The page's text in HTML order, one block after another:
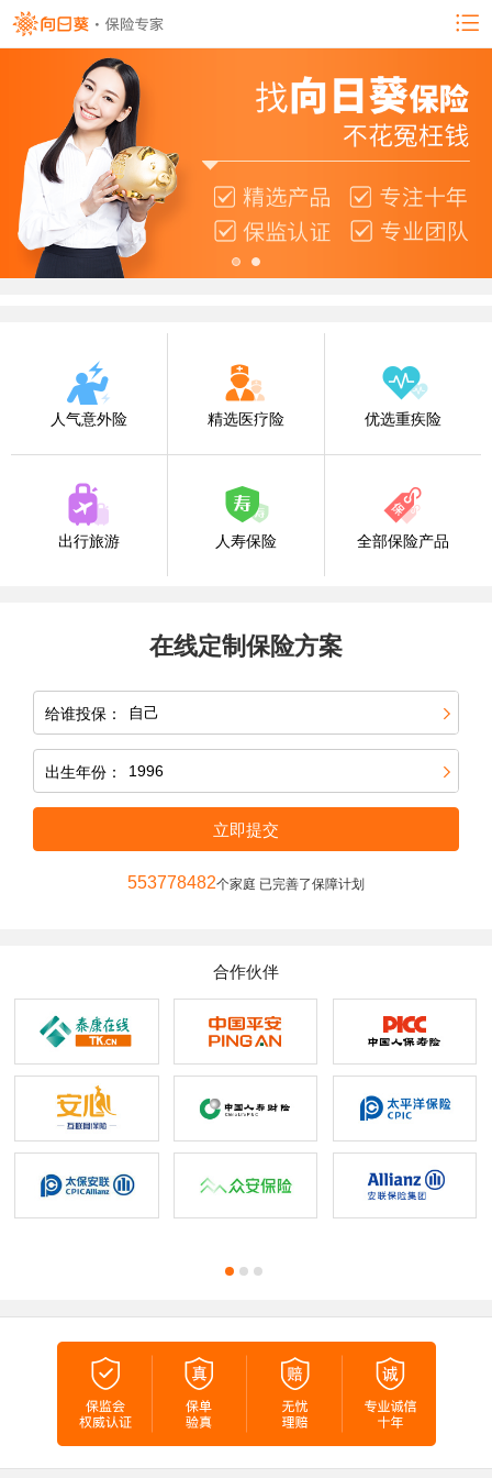
人气意外险 精选医疗险 优选重疾险
出行旅游 人寿保险 全部保险产品
在线定制保险方案
给谁投保：
出生年份：
立即提交
553778482个家庭 已完善了保障计划
合作伙伴